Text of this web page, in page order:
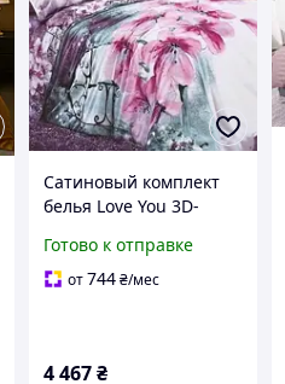
Сатиновый комплект
белья Love You 3D-
упаковка семейный (2
пододеяльника)
Готово к отправке
от744₴/мес
4 467₴